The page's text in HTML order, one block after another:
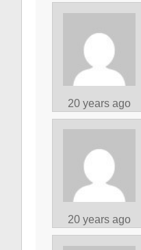
20 years ago
20 years ago